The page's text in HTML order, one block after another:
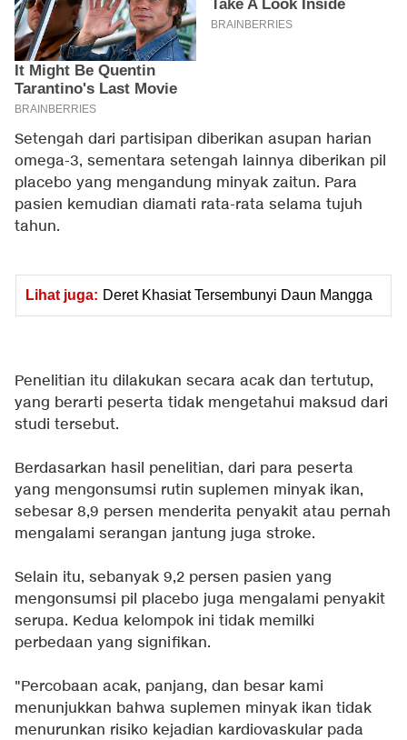
Setengah dari partisipan diberikan asupan harian
omega-3, sementara setengah lainnya diberikan pil
placebo yang mengandung minyak zaitun. Para
pasien kemudian diamati rata-rata selama tujuh
tahun.
Lihat juga: Deret Khasiat Tersembunyi Daun Mangga
Penelitian itu dilakukan secara acak dan tertutup,
yang berarti peserta tidak mengetahui maksud dari
studi tersebut.
Berdasarkan hasil penelitian, dari para peserta
yang mengonsumsi rutin suplemen minyak ikan,
sebesar 8,9 persen menderita penyakit atau pernah
mengalami serangan jantung juga stroke.
Selain itu, sebanyak 9,2 persen pasien yang
mengonsumsi pil placebo juga mengalami penyakit
serupa. Kedua kelompok ini tidak memilki
perbedaan yang signifikan.
"Percobaan acak, panjang, dan besar kami
menunjukkan bahwa suplemen minyak ikan tidak
menurunkan risiko kejadian kardiovaskular pada